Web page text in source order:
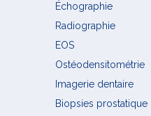
Échographie
Radiographie
EOS
Ostéodensitométrie
Imagerie dentaire
Biopsies prostatique